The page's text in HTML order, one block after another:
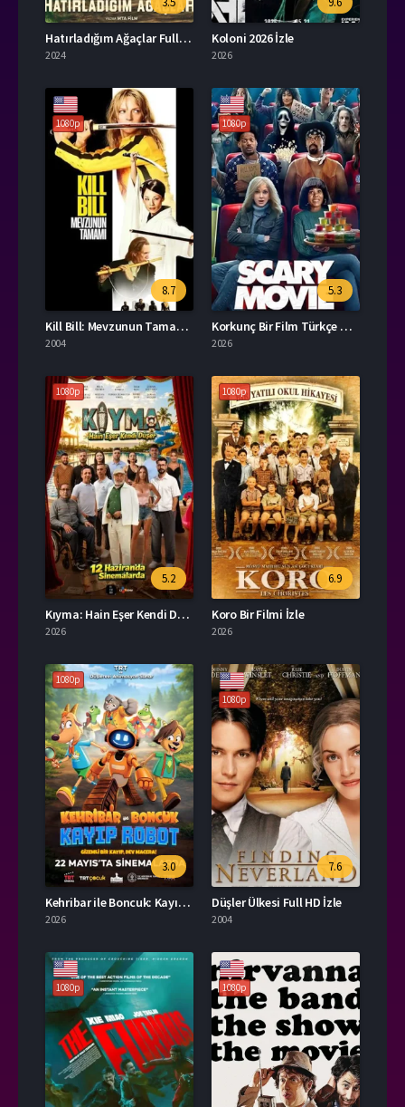
Hatırladığım Ağaçlar Full HD İzle
2024
Koloni 2026 İzle
2026
1080p
8.7
Kill Bill: Mevzunun Tamamı Türkçe Dublaj İzle
2004
1080p
5.3
Korkunç Bir Film Türkçe Dublaj İzle
2026
1080p
5.2
Kıyma: Hain Eşer Kendi Düşer Full HD İzle
2026
1080p
6.9
Koro Bir Filmi İzle
2026
1080p
3.0
Kehribar ile Boncuk: Kayıp Robot Film İzle
2026
1080p
7.6
Düşler Ülkesi Full HD İzle
2004
1080p 1080p